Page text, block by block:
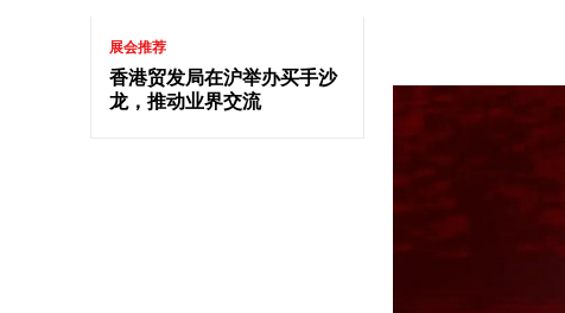
展会推荐
香港贸发局在沪举办买手沙
龙，推动业界交流